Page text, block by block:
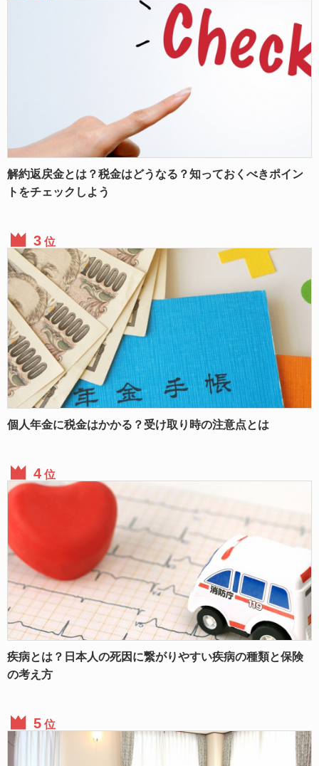
解約返戻金とは？税金はどうなる？知っておくべきポイン
トをチェックしよう
位
個人年金に税金はかかる？受け取り時の注意点とは
位
疾病とは？日本人の死因に繋がりやすい疾病の種類と保険
の考え方
位